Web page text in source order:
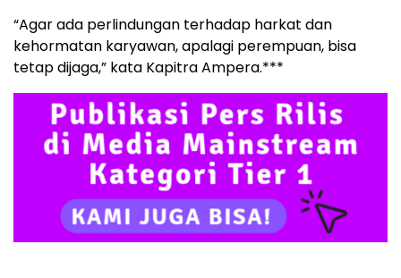
“Agar ada perlindungan terhadap harkat dan
kehormatan karyawan, apalagi perempuan, bisa
tetap dijaga,” kata Kapitra Ampera.***